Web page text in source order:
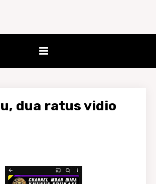
dua ratus vidio